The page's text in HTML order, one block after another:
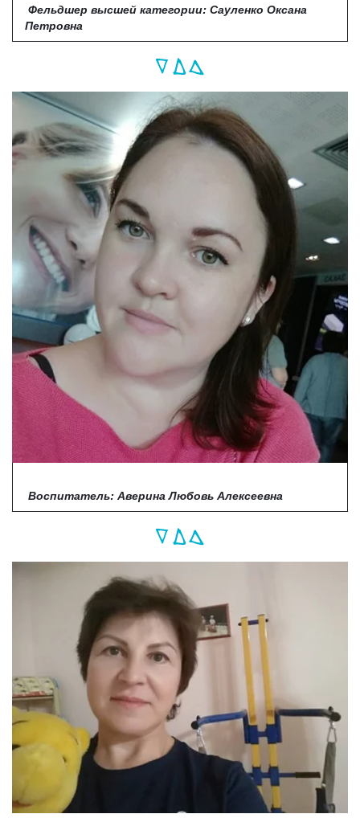
Фельдшер высшей категории: Сауленко Оксана
Петровна
Воспитатель: Аверина Любовь Алексеевна